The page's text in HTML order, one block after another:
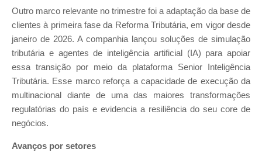
Outro marco relevante no trimestre foi a adaptação da base de
clientes à primeira fase da Reforma Tributária, em vigor desde
janeiro de 2026. A companhia lançou soluções de simulação
tributária e agentes de inteligência artificial (IA) para apoiar
essa transição por meio da plataforma Senior Inteligência
Tributária. Esse marco reforça a capacidade de execução da
multinacional diante de uma das maiores transformações
regulatórias do país e evidencia a resiliência do seu core de
negócios.
Avanços por setores